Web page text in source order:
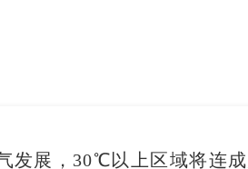
发展，30℃以上区域将连成